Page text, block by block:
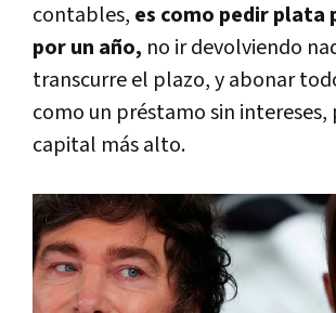
contables, es como pedir plata
por un año, no ir devolviendo
transcurre el plazo, y abonar
como un préstamo sin intereses,
capital más alto.